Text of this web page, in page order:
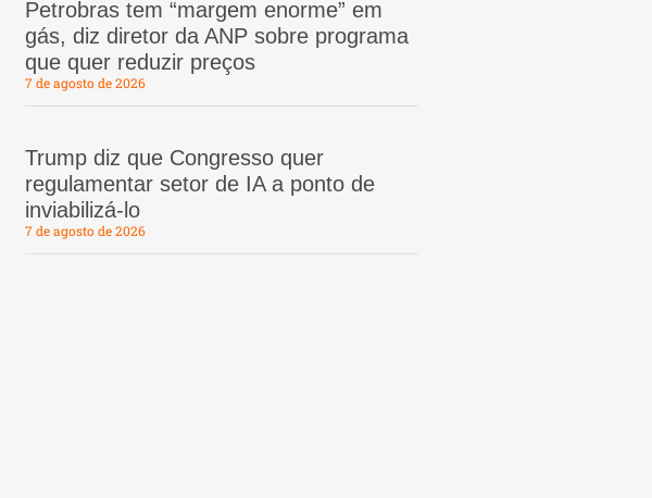
Petrobras tem “margem enorme” em
gás, diz diretor da ANP sobre programa
que quer reduzir preços
7 de agosto de 2026
Trump diz que Congresso quer
regulamentar setor de IA a ponto de
inviabilizá-lo
7 de agosto de 2026